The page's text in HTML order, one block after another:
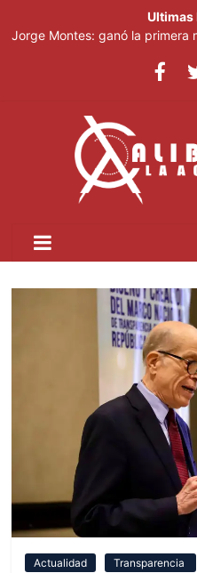
Ultimas
Jorge Montes: ganó la primera
Jenny Blanco reafirma su
presentadora de la Gran
El terremoto en Colombia deja
heridos, según el presidente
Entre escombros, una madre
que sacudió a Colombia
Actualidad Transparencia